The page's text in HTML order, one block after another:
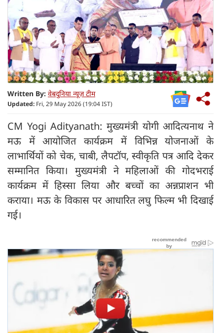
Written By: वेबदुनिया न्यूज़ टीम
Updated: Fri, 29 May 2026 (19:04 IST)
CM Yogi Adityanath: मुख्यमंत्री योगी आदित्यनाथ ने
मऊ में आयोजित कार्यक्रम में विभिन्न योजनाओं के
लाभार्थियों को चेक, चाबी, लैपटॉप, स्वीकृति पत्र आदि देकर
सम्मानित किया। मुख्यमंत्री ने महिलाओं की गोदभराई
कार्यक्रम में हिस्सा लिया और बच्चों का अन्नप्राशन भी
कराया। मऊ के विकास पर आधारित लघु फिल्म भी दिखाई
गई।